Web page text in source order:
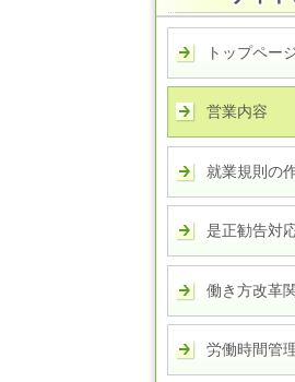
トップペー
営業内容
就業規則の
是正勧告対
働き方改革
労働時間管